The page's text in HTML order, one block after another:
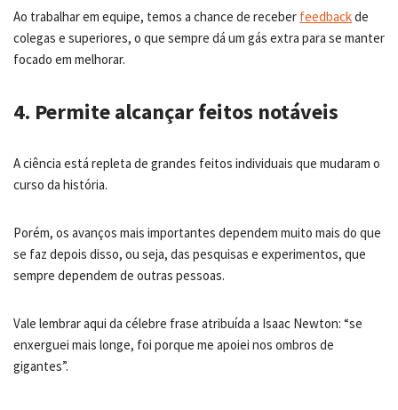
Ao trabalhar em equipe, temos a chance de receber feedbackde
colegas e superiores, o que sempre dá um gás extra para se manter
focado em melhorar.
4. Permite alcançar feitos notáveis
A ciência está repleta de grandes feitos individuais que mudaram o
curso da história.
Porém, os avanços mais importantes dependem muito mais do que
se faz depois disso, ou seja, das pesquisas e experimentos, que
sempre dependem de outras pessoas.
Vale lembrar aqui da célebre frase atribuída a Isaac Newton: “se
enxerguei mais longe, foi porque me apoiei nos ombros de
gigantes”.